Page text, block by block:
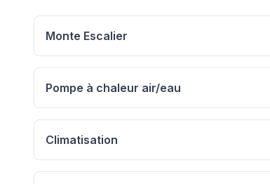
Monte Escalier
Pompe à chaleur air/eau
Climatisation